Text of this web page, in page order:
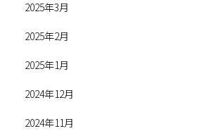
2025年3月
2025年2月
2025年1月
2024年12月
2024年11月